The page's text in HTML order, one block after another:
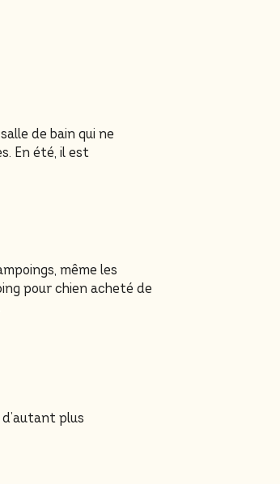
de bain qui ne
En été, il est
même les
pour chien acheté de
plus